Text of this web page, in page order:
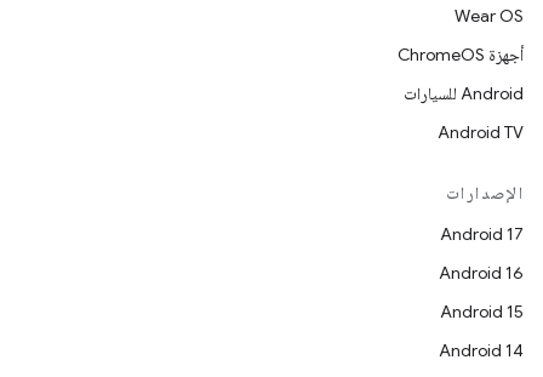
Wear OS
أجهزة ChromeOS
Android للسيارات
Android TV
الإصدارات
Android 17
Android 16
Android 15
Android 14